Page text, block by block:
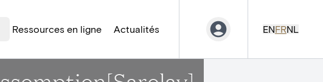
Ressources en ligne Actualités ENFRNL